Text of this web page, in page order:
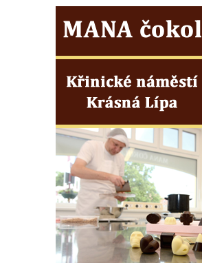
kláštera dominikánů v Českých
Budějovicích
Socha svatého Josefa na nádvoří kláštera
dominikánů v Českých Budějovicích
Socha svaté Anny na nádvoří kláštera
Socha svatého Dominika na nádvoří
kláštera dominikánů v Českých
Budějovicích
Sousoší Kalvárie před klášterem
dominikánů u Piaristického náměstí v
Českých Budějovicích
Socha svatého Václava u pramene v